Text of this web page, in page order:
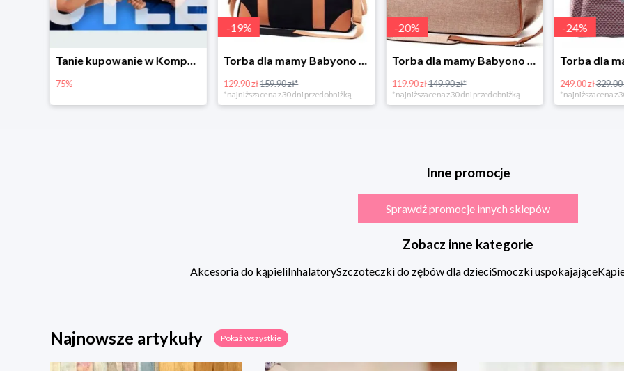
-19%
Torba dla mamy Babyono 1505/01 Comfort Icoinic 5/5
129.90 zł
-20%
Torba dla mamy Babyono 1507/01 Comfort Chic w super cenie
119.90 zł149.90 zł*
*najniższa cena z 30 dni przed obniżką
-24%
Torba dla mam Beaba Sydney Play Print marsala
249.00 zł329.00 zł*
*najniższa cena z 30 dni przed obniżką
-21%
76.90 zł96.90 zł*
*najniższa cena z
Inne promocje
Sprawdź promocje innych sklepów
Zobacz inne kategorie
Akcesoria do kąpieliInhalatorySzczoteczki do zębów dla dzieciSmoczki uspokajające
Najnowsze artykuły Pokaż wszystkie